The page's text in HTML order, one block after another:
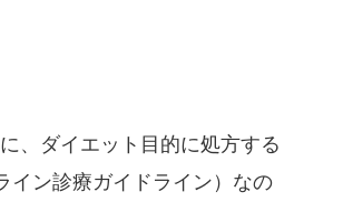
、ダイエット目的に処方する
イン診療ガイドライン）なの